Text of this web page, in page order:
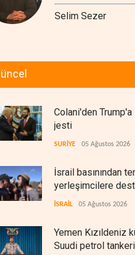
Selim Sezer
Colani'den Trump'a
jesti
SURİYE 05 Ağustos 2026
İsrail basınından
yerleşimcilere
İSRAİL 05 Ağustos 2026
Yemen Kızıldeniz
Suudi petrol